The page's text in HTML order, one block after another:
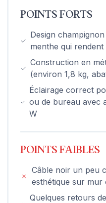
POINTS FORTS
Design
menthe qui
Construction en
(environ 1,8 kg,
Éclairage correct
ou de bureau avec
W
POINTS FAIBLES
Câble noir un peu
esthétique sur mur
Quelques retours